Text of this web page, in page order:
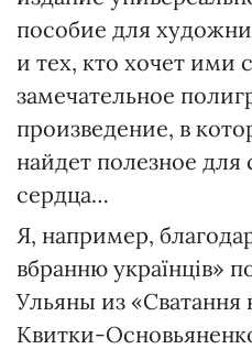
пособие для
и тех, кто хочет ими
замечательное
произведение, в
найдет полезное для
сердца…
Я, например,
вбранню українців»
Ульяны из «Сватання
Квитки-